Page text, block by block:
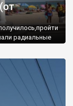
радиальные